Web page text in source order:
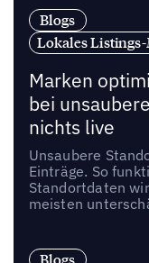
Blogs
Lokales
Marken
bei
nichts live
Unsaubere
Einträge. So
Standortdaten
meisten